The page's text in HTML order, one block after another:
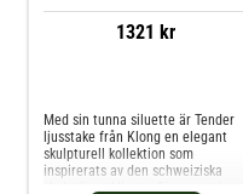
1321 kr
Med sin tunna siluette är Tender
ljusstake från Klong en elegant
skulpturell kollektion som
inspirerats av den schweiziska